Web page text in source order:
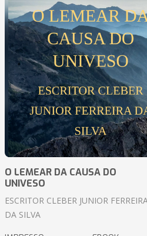
O LEMEAR DA CAUSA DO
UNIVESO
ESCRITOR CLEBER JUNIOR
DA SILVA